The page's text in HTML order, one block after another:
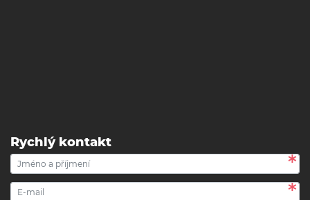
Rychlý kontakt